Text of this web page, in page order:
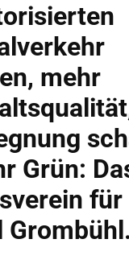
mehr
Grün:
für
Grombühl.